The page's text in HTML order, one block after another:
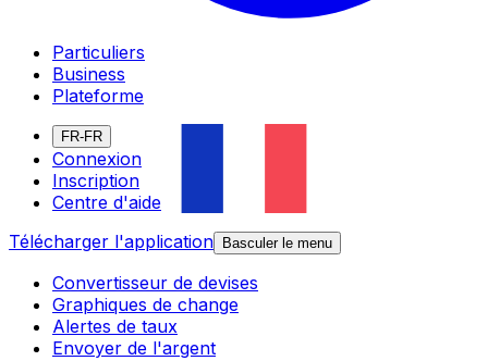
Particuliers
Business
Plateforme
FR-FR
Connexion
Inscription
Centre d'aide
Télécharger l'application
Basculer le menu
Convertisseur de devises
Graphiques de change
Alertes de taux
Envoyer de l'argent